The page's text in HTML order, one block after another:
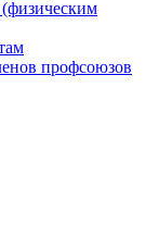
профсоюзов